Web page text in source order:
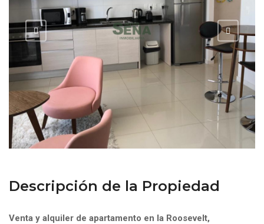
Descripción de la Propiedad
Venta y alquiler de apartamento en la Roosevelt,